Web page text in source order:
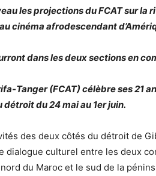
les projections du FCAT sur la
cinéma afrodescendant
dans les deux sections en
Tanger (FCAT) célèbre ses 21
du 24 mai au 1er juin.
des deux côtés du détroit de
dialogue culturel entre les deux
du Maroc et le sud de la